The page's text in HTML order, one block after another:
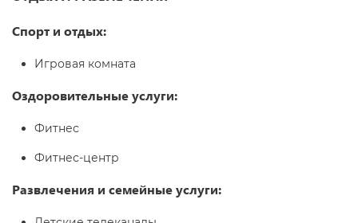
Спорт и отдых:
Игровая комната
Оздоровительные услуги:
Фитнес
Фитнес-центр
Развлечения и семейные услуги: